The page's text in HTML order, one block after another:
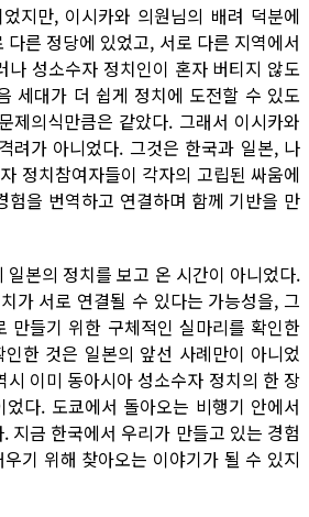
지만, 이시카와 의원님의 배려 덕분에
른 정당에 있었고, 서로 다른 지역에서
나 성소수자 정치인이 혼자 버티지 않도
세대가 더 쉽게 정치에 도전할 수 있도
제의식만큼은 같았다. 그래서 이시카와
려가 아니었다. 그것은 한국과 일본, 나
정치참여자들이 각자의 고립된 싸움에
험을 번역하고 연결하며 함께 기반을 만
일본의 정치를 보고 온 시간이 아니었다.
가 서로 연결될 수 있다는 가능성을, 그
만들기 위한 구체적인 실마리를 확인한
한 것은 일본의 앞선 사례만이 아니었
이미 동아시아 성소수자 정치의 한 장
다. 도쿄에서 돌아오는 비행기 안에서
지금 한국에서 우리가 만들고 있는 경험
기 위해 찾아오는 이야기가 될 수 있지